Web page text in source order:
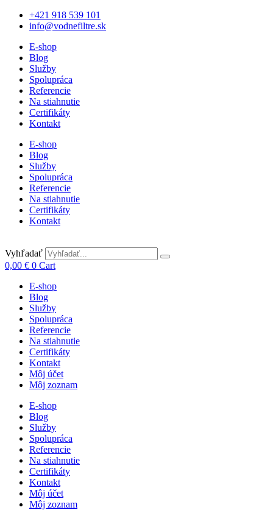
+421 918 539 101
info@vodnefiltre.sk
E-shop
Blog
Služby
Spolupráca
Referencie
Na stiahnutie
Certifikáty
Kontakt
E-shop
Blog
Služby
Spolupráca
Referencie
Na stiahnutie
Certifikáty
Kontakt
Vyhľadať
0,00 € 0 Cart
E-shop
Blog
Služby
Spolupráca
Referencie
Na stiahnutie
Certifikáty
Kontakt
Môj účet
Môj zoznam
E-shop
Blog
Služby
Spolupráca
Referencie
Na stiahnutie
Certifikáty
Kontakt
Môj účet
Môj zoznam